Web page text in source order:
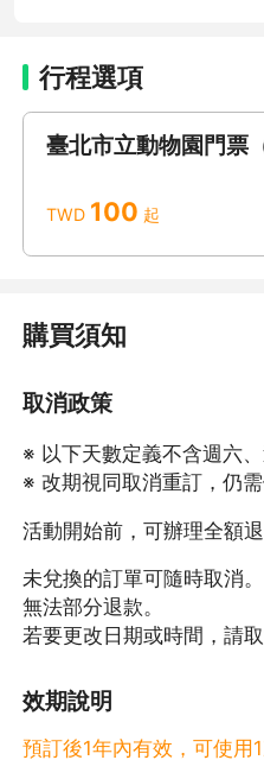
行程選項
臺北市立動物園門票
TWD 100 起
購買須知
取消政策
※ 以下天數定義不含週六
※ 改期視同取消重訂，仍
活動開始前，可辦理全額
未兌換的訂單可隨時取消。
無法部分退款。
若要更改日期或時間，請
效期說明
預訂後1年內有效，可使用1